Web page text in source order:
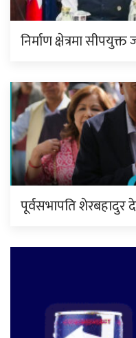
निर्माण क्षेत्रमा
पूर्वसभापति